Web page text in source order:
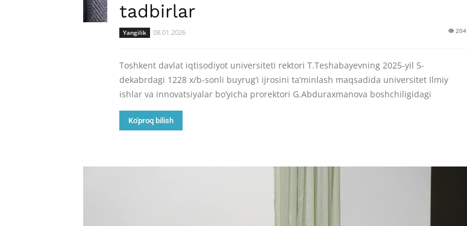
tadbirlar
Yangilik 08.01.2026 👁 204
Toshkent davlat iqtisodiyot universiteti rektori T.Teshabayevning 2025-yil 5-
dekabrdagi 1228 x/b-sonli buyrug‘i ijrosini ta’minlash maqsadida universitet Ilmiy
ishlar va innovatsiyalar bo‘yicha prorektori G.Abduraxmanova boshchiligidagi
Ko'proq bilish